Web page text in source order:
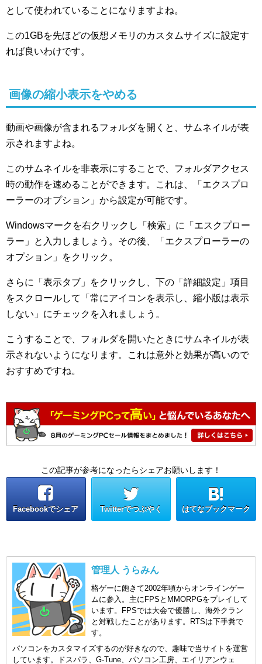
として使われていることになりますよね。
この1GBを先ほどの仮想メモリのカスタムサイズに設定す
れば良いわけです。
画像の縮小表示をやめる
動画や画像が含まれるフォルダを開くと、サムネイルが表
示されますよね。
このサムネイルを非表示にすることで、フォルダアクセス
時の動作を速めることができます。これは、「エクスプロ
ーラーのオプション」から設定が可能です。
Windowsマークを右クリックし「検索」に「エスクプロー
ラー」と入力しましょう。その後、「エクスプローラーの
オプション」をクリック。
さらに「表示タブ」をクリックし、下の「詳細設定」項目
をスクロールして「常にアイコンを表示し、縮小版は表示
しない」にチェックを入れましょう。
こうすることで、フォルダを開いたときにサムネイルが表
示されないようになります。これは意外と効果が高いので
おすすめですね。
この記事が参考になったらシェアお願いします！
Facebookでシェア Twitterでつぶやく はてなブックマーク
管理人 うらみん
格ゲーに飽きて2002年頃からオンラインゲー
ムに参入。主にFPSとMMORPGをプレイして
います。FPSでは大会で優勝し、海外クラン
と対戦したことがあります。RTSは下手糞で
す。
パソコンをカスタマイズするのが好きなので、趣味で当サイトを運営
しています。ドスパラ、G-Tune、パソコン工房、エイリアンウェ